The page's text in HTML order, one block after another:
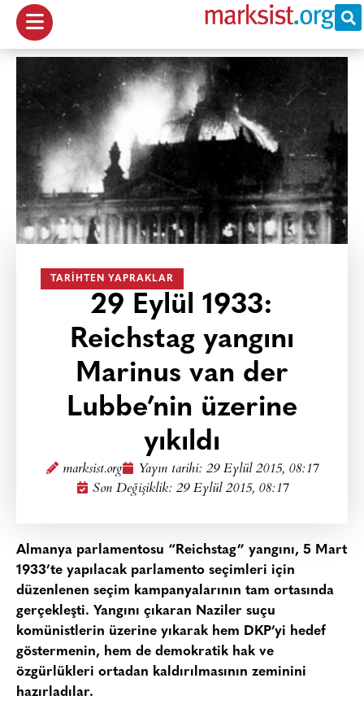
TARIHTEN YAPRAKLAR
29 Eylül 1933:
Reichstag yangını
Marinus van der
Lubbe’nin üzerine
yıkıldı
marksist.org Yayın tarihi: 29 Eylül 2015, 08:17
Son Değişiklik: 29 Eylül 2015, 08:17
Almanya parlamentosu “Reichstag” yangını, 5 Mart
1933’te yapılacak parlamento seçimleri için
düzenlenen seçim kampanyalarının tam ortasında
gerçekleşti. Yangını çıkaran Naziler suçu
komünistlerin üzerine yıkarak hem DKP’yi hedef
göstermenin, hem de demokratik hak ve
özgürlükleri ortadan kaldırılmasının zeminini
hazırladılar.